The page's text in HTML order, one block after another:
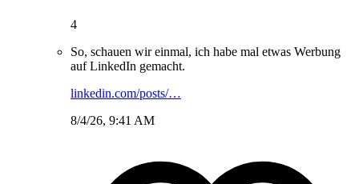
4
So, schauen wir einmal, ich habe mal etwas Werbung
auf LinkedIn gemacht.
linkedin.com/posts/…
8/4/26, 9:41 AM